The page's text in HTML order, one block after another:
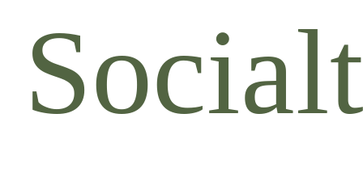
Socialt